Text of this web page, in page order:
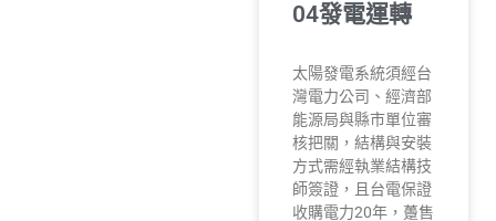
04發電運轉
太陽發電系統須經台
灣電力公司、經濟部
能源局與縣市單位審
核把關，結構與安裝
方式需經執業結構技
師簽證，且台電保證
收購電力20年，躉售